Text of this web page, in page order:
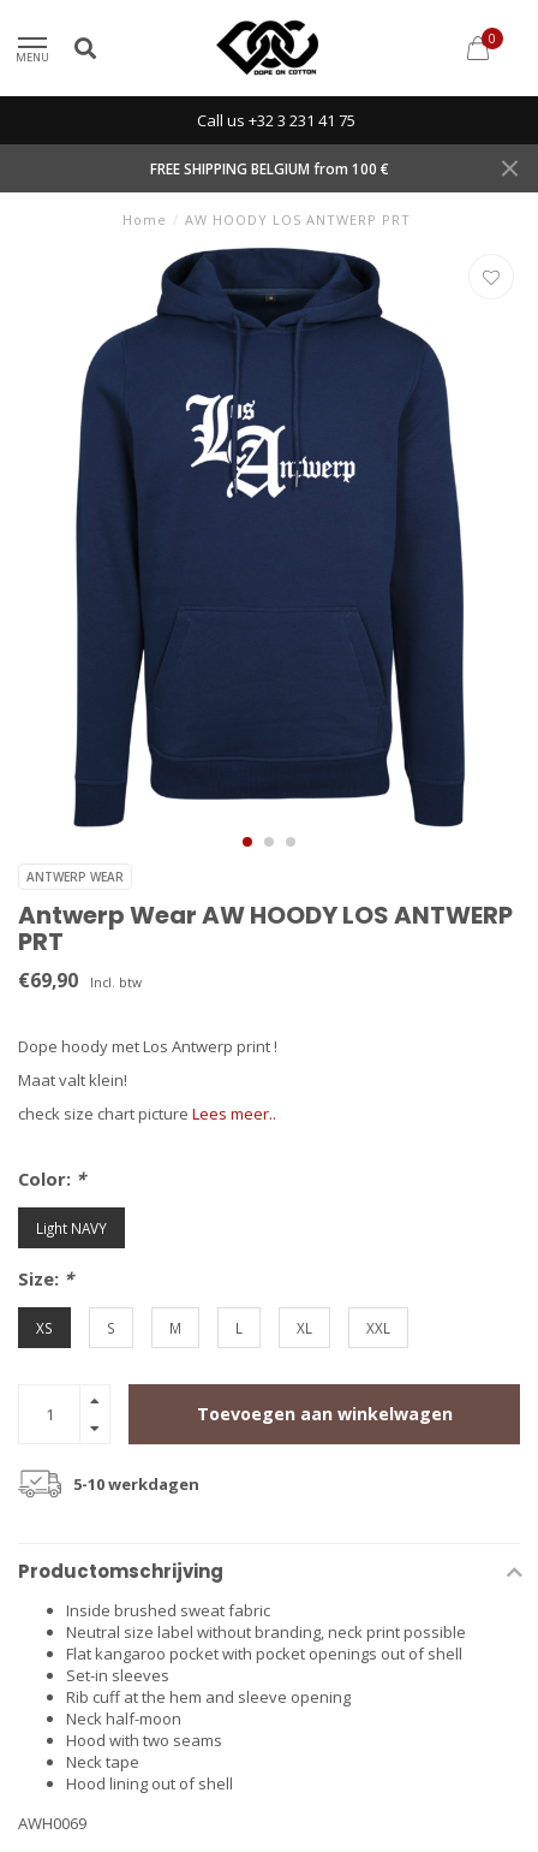
MENU
0
Call us +32 3 231 41 75
FREE SHIPPING BELGIUM from 100 €
Home / AW HOODY LOS ANTWERP PRT
ANTWERP WEAR
Antwerp Wear AW HOODY LOS ANTWERP
PRT
€69,90 Incl. btw
Dope hoody met Los Antwerp print !
Maat valt klein!
check size chart picture Lees meer..
Color: *
Light NAVY
Size: *
XS S M L XL XXL
Toevoegen aan winkelwagen
5-10 werkdagen
Productomschrijving
Inside brushed sweat fabric
Neutral size label without branding, neck print possible
Flat kangaroo pocket with pocket openings out of shell
Set-in sleeves
Rib cuff at the hem and sleeve opening
Neck half-moon
Hood with two seams
Neck tape
Hood lining out of shell
AWH0069